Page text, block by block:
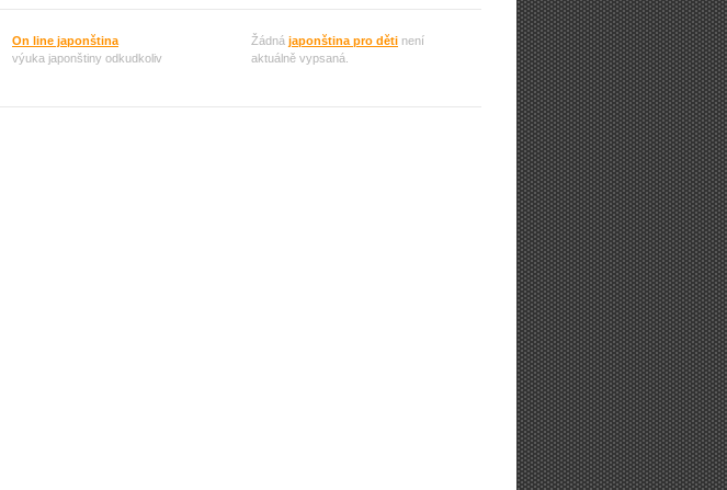
On line japonština
výuka japonštiny odkudkoliv
Žádná japonština pro děti není
aktuálně vypsaná.